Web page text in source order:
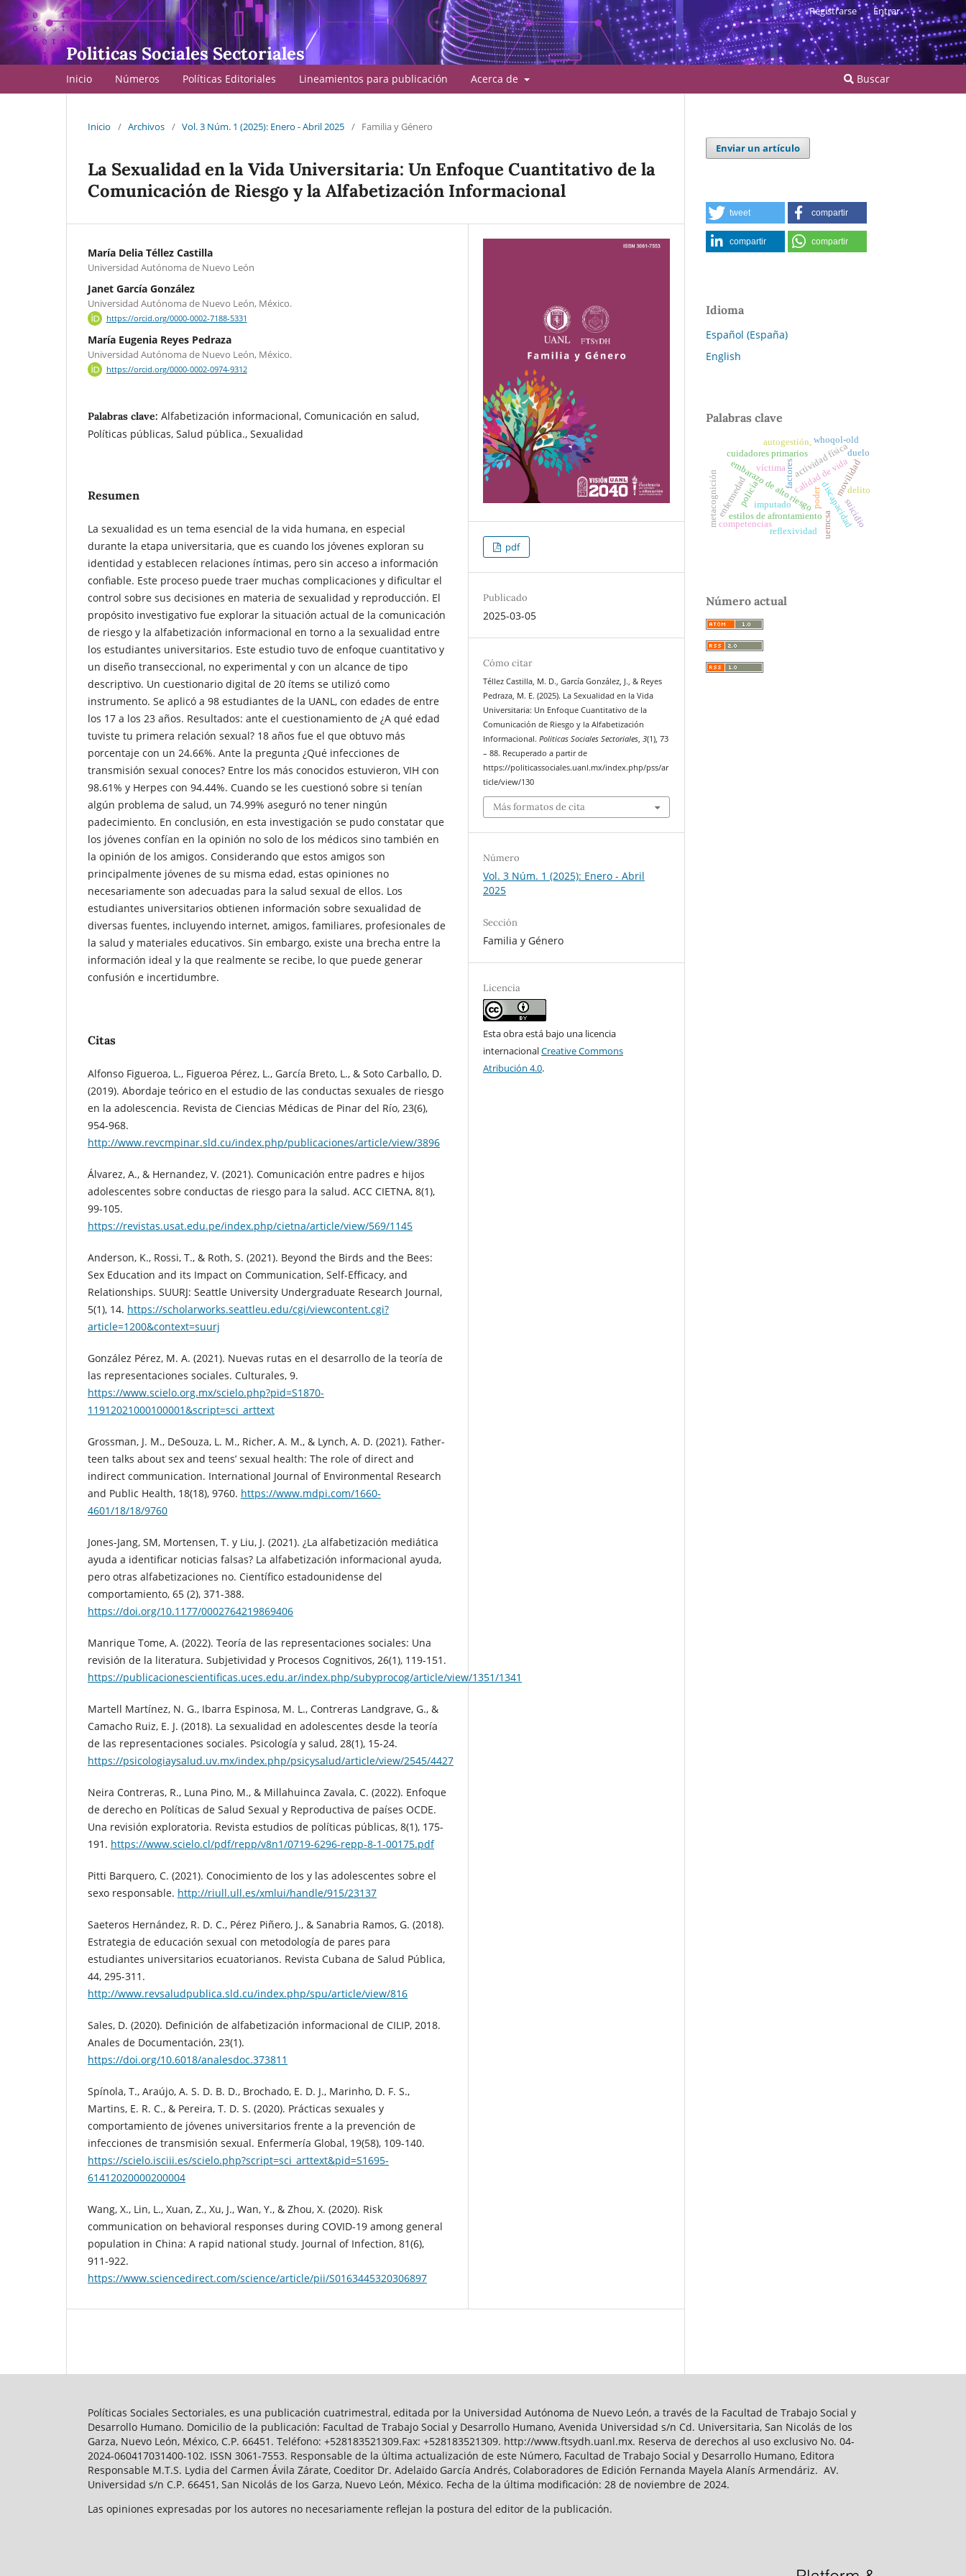
Politicas Sociales Sectoriales
Inicio Números Políticas Editoriales Lineamientos para publicación Acerca de Buscar
Registrarse Entrar
Inicio / Archivos / Vol. 3 Núm. 1 (2025): Enero - Abril 2025 / Familia y Género
La Sexualidad en la Vida Universitaria: Un Enfoque Cuantitativo de la
Comunicación de Riesgo y la Alfabetización Informacional
María Delia Téllez Castilla
Universidad Autónoma de Nuevo León
Janet García González
Universidad Autónoma de Nuevo León, México.
https://orcid.org/0000-0002-7188-5331
María Eugenia Reyes Pedraza
Universidad Autónoma de Nuevo León, México.
https://orcid.org/0000-0002-0974-9312
Palabras clave: Alfabetización informacional, Comunicación en salud,
Políticas públicas, Salud pública., Sexualidad
Resumen
La sexualidad es un tema esencial de la vida humana, en especial
durante la etapa universitaria, que es cuando los jóvenes exploran su
identidad y establecen relaciones íntimas, pero sin acceso a información
confiable. Este proceso puede traer muchas complicaciones y dificultar el
control sobre sus decisiones en materia de sexualidad y reproducción. El
propósito investigativo fue explorar la situación actual de la comunicación
de riesgo y la alfabetización informacional en torno a la sexualidad entre
los estudiantes universitarios. Este estudio tuvo de enfoque cuantitativo y
un diseño transeccional, no experimental y con un alcance de tipo
descriptivo. Un cuestionario digital de 20 ítems se utilizó como
instrumento. Se aplicó a 98 estudiantes de la UANL, con edades de entre
los 17 a los 23 años. Resultados: ante el cuestionamiento de ¿A qué edad
tuviste tu primera relación sexual? 18 años fue el que obtuvo más
porcentaje con un 24.66%. Ante la pregunta ¿Qué infecciones de
transmisión sexual conoces? Entre los más conocidos estuvieron, VIH con
98.61% y Herpes con 94.44%. Cuando se les cuestionó sobre si tenían
algún problema de salud, un 74.99% aseguró no tener ningún
padecimiento. En conclusión, en esta investigación se pudo constatar que
los jóvenes confían en la opinión no solo de los médicos sino también en
la opinión de los amigos. Considerando que estos amigos son
principalmente jóvenes de su misma edad, estas opiniones no
necesariamente son adecuadas para la salud sexual de ellos. Los
estudiantes universitarios obtienen información sobre sexualidad de
diversas fuentes, incluyendo internet, amigos, familiares, profesionales de
la salud y materiales educativos. Sin embargo, existe una brecha entre la
información ideal y la que realmente se recibe, lo que puede generar
confusión e incertidumbre.
Citas
Alfonso Figueroa, L., Figueroa Pérez, L., García Breto, L., & Soto Carballo, D.
(2019). Abordaje teórico en el estudio de las conductas sexuales de riesgo
en la adolescencia. Revista de Ciencias Médicas de Pinar del Río, 23(6),
954-968.
http://www.revcmpinar.sld.cu/index.php/publicaciones/article/view/3896
Álvarez, A., & Hernandez, V. (2021). Comunicación entre padres e hijos
adolescentes sobre conductas de riesgo para la salud. ACC CIETNA, 8(1),
99-105.
https://revistas.usat.edu.pe/index.php/cietna/article/view/569/1145
Anderson, K., Rossi, T., & Roth, S. (2021). Beyond the Birds and the Bees:
Sex Education and its Impact on Communication, Self-Efficacy, and
Relationships. SUURJ: Seattle University Undergraduate Research Journal,
5(1), 14. https://scholarworks.seattleu.edu/cgi/viewcontent.cgi?
article=1200&context=suurj
González Pérez, M. A. (2021). Nuevas rutas en el desarrollo de la teoría de
las representaciones sociales. Culturales, 9.
https://www.scielo.org.mx/scielo.php?pid=S1870-
11912021000100001&script=sci_arttext
Grossman, J. M., DeSouza, L. M., Richer, A. M., & Lynch, A. D. (2021). Father-
teen talks about sex and teens’ sexual health: The role of direct and
indirect communication. International Journal of Environmental Research
and Public Health, 18(18), 9760. https://www.mdpi.com/1660-
4601/18/18/9760
Jones-Jang, SM, Mortensen, T. y Liu, J. (2021). ¿La alfabetización mediática
ayuda a identificar noticias falsas? La alfabetización informacional ayuda,
pero otras alfabetizaciones no. Científico estadounidense del
comportamiento, 65 (2), 371-388.
https://doi.org/10.1177/0002764219869406
Manrique Tome, A. (2022). Teoría de las representaciones sociales: Una
revisión de la literatura. Subjetividad y Procesos Cognitivos, 26(1), 119-151.
https://publicacionescientificas.uces.edu.ar/index.php/subyprocog/article/view/1351/1341
Martell Martínez, N. G., Ibarra Espinosa, M. L., Contreras Landgrave, G., &
Camacho Ruiz, E. J. (2018). La sexualidad en adolescentes desde la teoría
de las representaciones sociales. Psicología y salud, 28(1), 15-24.
https://psicologiaysalud.uv.mx/index.php/psicysalud/article/view/2545/4427
Neira Contreras, R., Luna Pino, M., & Millahuinca Zavala, C. (2022). Enfoque
de derecho en Políticas de Salud Sexual y Reproductiva de países OCDE.
Una revisión exploratoria. Revista estudios de políticas públicas, 8(1), 175-
191. https://www.scielo.cl/pdf/repp/v8n1/0719-6296-repp-8-1-00175.pdf
Pitti Barquero, C. (2021). Conocimiento de los y las adolescentes sobre el
sexo responsable. http://riull.ull.es/xmlui/handle/915/23137
Saeteros Hernández, R. D. C., Pérez Piñero, J., & Sanabria Ramos, G. (2018).
Estrategia de educación sexual con metodología de pares para
estudiantes universitarios ecuatorianos. Revista Cubana de Salud Pública,
44, 295-311.
http://www.revsaludpublica.sld.cu/index.php/spu/article/view/816
Sales, D. (2020). Definición de alfabetización informacional de CILIP, 2018.
Anales de Documentación, 23(1).
https://doi.org/10.6018/analesdoc.373811
Spínola, T., Araújo, A. S. D. B. D., Brochado, E. D. J., Marinho, D. F. S.,
Martins, E. R. C., & Pereira, T. D. S. (2020). Prácticas sexuales y
comportamiento de jóvenes universitarios frente a la prevención de
infecciones de transmisión sexual. Enfermería Global, 19(58), 109-140.
https://scielo.isciii.es/scielo.php?script=sci_arttext&pid=S1695-
61412020000200004
Wang, X., Lin, L., Xuan, Z., Xu, J., Wan, Y., & Zhou, X. (2020). Risk
communication on behavioral responses during COVID-19 among general
population in China: A rapid national study. Journal of Infection, 81(6),
911-922.
https://www.sciencedirect.com/science/article/pii/S0163445320306897
pdf
Publicado
2025-03-05
Cómo citar
Téllez Castilla, M. D., García González, J., & Reyes
Pedraza, M. E. (2025). La Sexualidad en la Vida
Universitaria: Un Enfoque Cuantitativo de la
Comunicación de Riesgo y la Alfabetización
Informacional.Politicas Sociales Sectoriales ,3(1), 73
– 88. Recuperado a partir de
https://politicassociales.uanl.mx/index.php/pss/ar
ticle/view/130
Más formatos de cita
Número
Vol. 3 Núm. 1 (2025): Enero - Abril
2025
Sección
Familia y Género
Licencia
Esta obra está bajo una licencia
internacionalCreative Commons
Atribución 4.0.
Enviar un artículo
tweet compartir
compartir compartir
Idioma
Español (España)
English
Palabras clave
embarazo de alto riesgo
enfermedad
factores
estilos de afrontamiento
cuidadores primarios
discapacidad
calidad de vida
actividad física
whoqol-old
movilidad
policía poder delito
víctima
imputado
uemcsa
competencias
autogestión,
suicidio
duelo
reflexividad
metacognición
Número actual
Políticas Sociales Sectoriales, es una publicación cuatrimestral, editada por la Universidad Autónoma de Nuevo León, a través de la Facultad de Trabajo Social y
Desarrollo Humano. Domicilio de la publicación: Facultad de Trabajo Social y Desarrollo Humano, Avenida Universidad s/n Cd. Universitaria, San Nicolás de los
Garza, Nuevo León, México, C.P. 66451. Teléfono: +528183521309.Fax: +528183521309. http://www.ftsydh.uanl.mx. Reserva de derechos al uso exclusivo No. 04-
2024-060417031400-102. ISSN 3061-7553. Responsable de la última actualización de este Número, Facultad de Trabajo Social y Desarrollo Humano, Editora
Responsable M.T.S. Lydia del Carmen Ávila Zárate, Coeditor Dr. Adelaido García Andrés, Colaboradores de Edición Fernanda Mayela Alanís Armendáriz. AV.
Universidad s/n C.P. 66451, San Nicolás de los Garza, Nuevo León, México. Fecha de la última modificación: 28 de noviembre de 2024.
Las opiniones expresadas por los autores no necesariamente reflejan la postura del editor de la publicación.